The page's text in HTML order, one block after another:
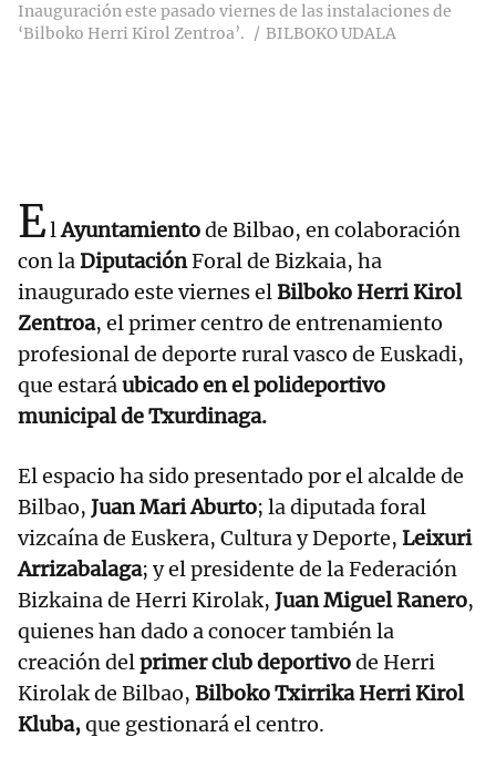
Inauguración este pasado viernes de las instalaciones de
‘Bilboko Herri Kirol Zentroa’.
BILBOKO UDALA
ElAyuntamientode Bilbao, en colaboración
con laDiputaciónForal de Bizkaia, ha
inaugurado este viernes elBilboko Herri Kirol
Zentroa, el primer centro de entrenamiento
profesional de deporte rural vasco de Euskadi,
que estaráubicado en el polideportivo
municipal de Txurdinaga.
El espacio ha sido presentado por el alcalde de
Bilbao, Juan Mari Aburto; la diputada foral
vizcaína de Euskera, Cultura y Deporte, Leixuri
Arrizabalaga; y el presidente de la Federación
Bizkaina de Herri Kirolak, Juan Miguel Ranero,
quienes han dado a conocer también la
creación delprimer club deportivode Herri
Kirolak de Bilbao, Bilboko Txirrika Herri Kirol
Kluba,que gestionará el centro.